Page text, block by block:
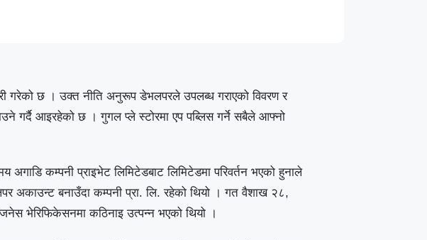
गरेको छ । उक्त नीति अनुरूप डेभलपरले उपलब्ध गराएको विवरण र
गर्दै आइरहेको छ । गुगल प्ले स्टोरमा एप पब्लिस गर्ने सबैले आफ्नो
कम्पनी प्राइभेट लिमिटेडबाट लिमिटेडमा परिवर्तन भएको हुनाले
अकाउन्ट बनाउँदा कम्पनी प्रा. लि. रहेको थियो । गत वैशाख २८,
भेरिफिकेसनमा कठिनाइ उत्पन्न भएको थियो ।